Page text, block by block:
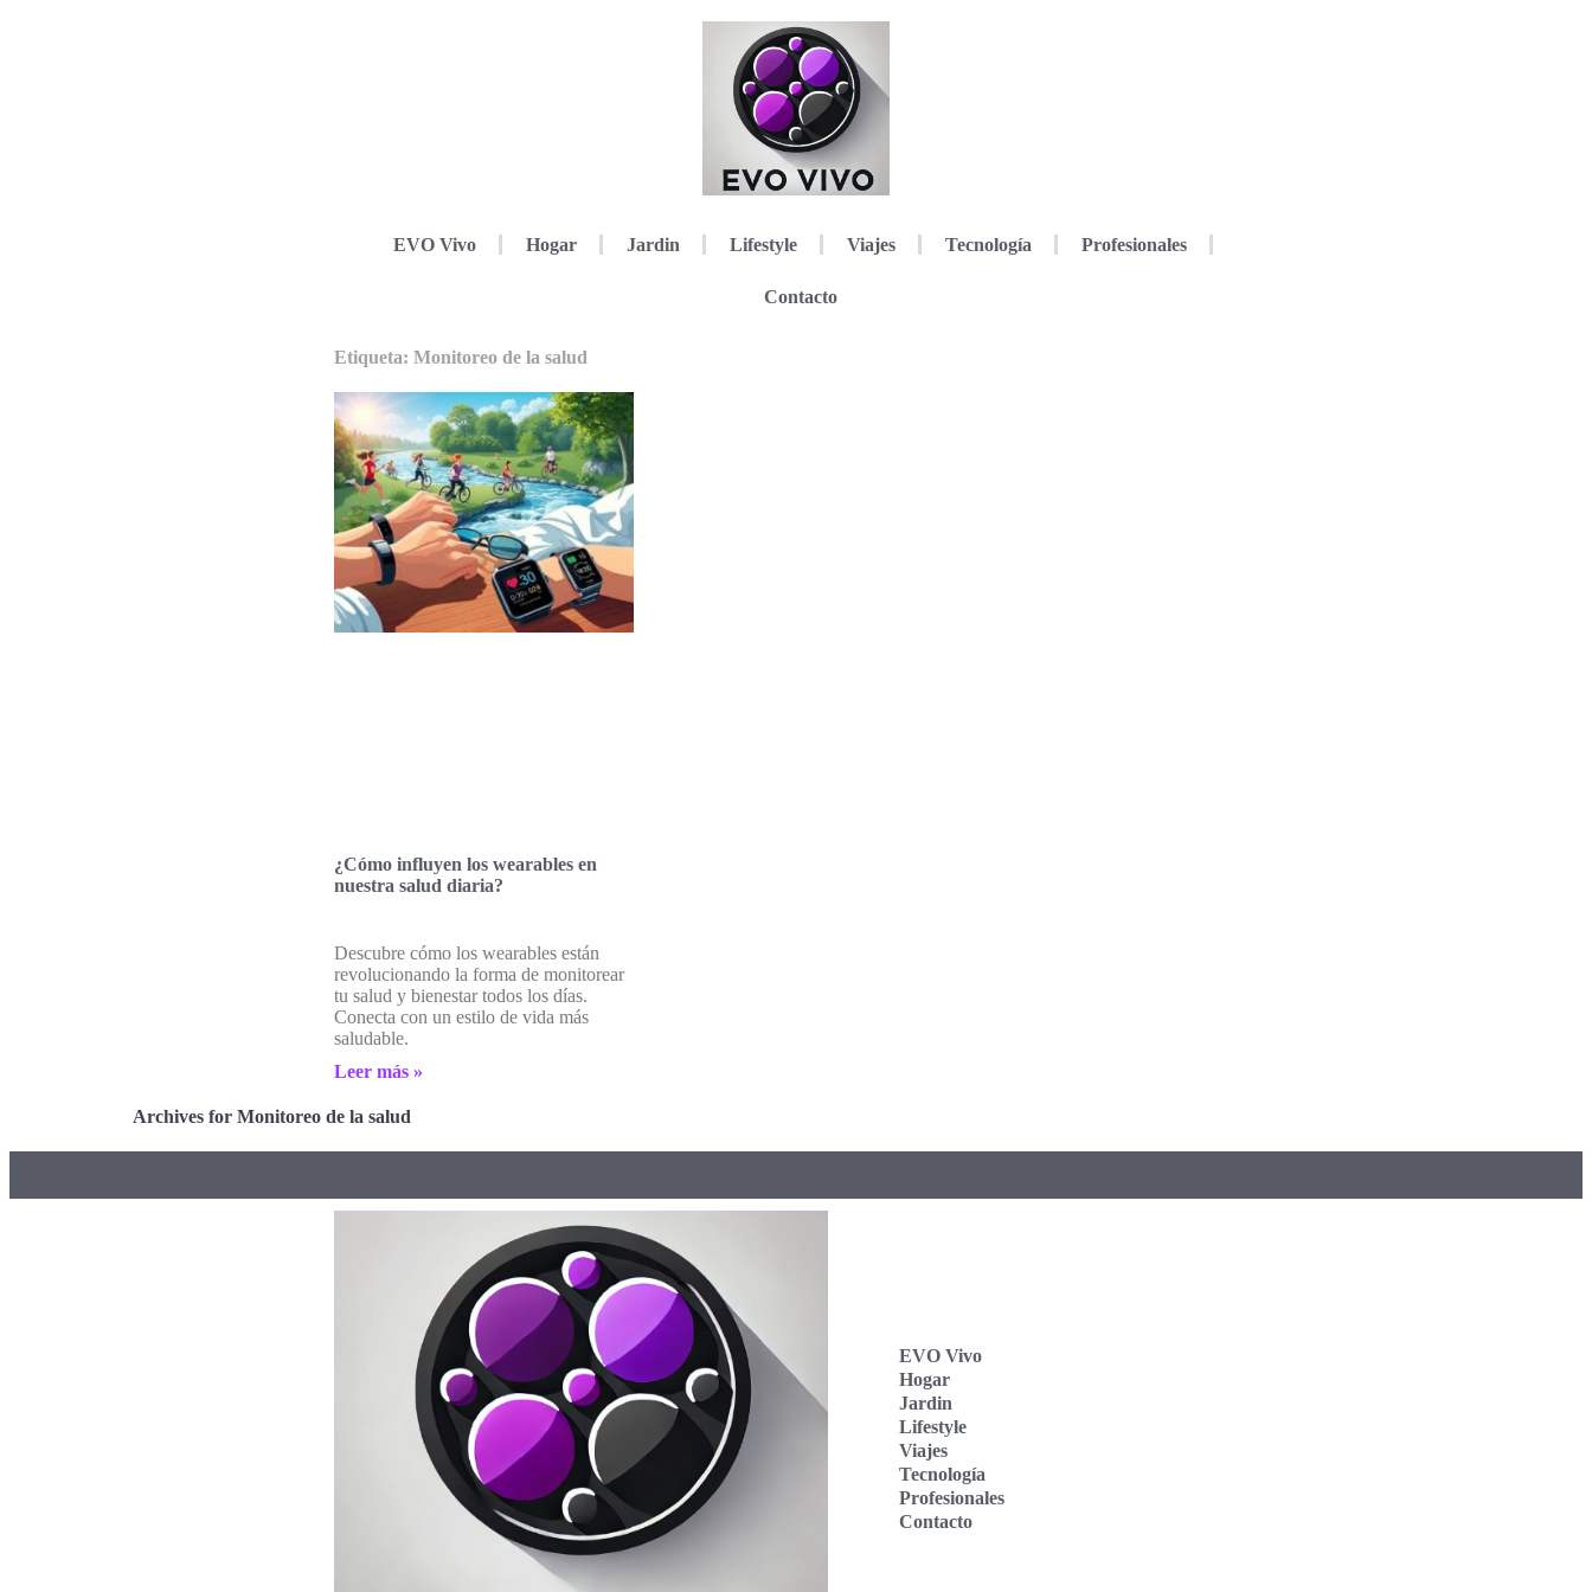
EVO Vivo Hogar Jardin Lifestyle Viajes Tecnología Profesionales
Contacto
Etiqueta: Monitoreo de la salud
¿Cómo influyen los wearables en
nuestra salud diaria?
Descubre cómo los wearables están
revolucionando la forma de monitorear
tu salud y bienestar todos los días.
Conecta con un estilo de vida más
saludable.
Leer más »
Archives for Monitoreo de la salud
EVO Vivo
Hogar
Jardin
Lifestyle
Viajes
Tecnología
Profesionales
Contacto